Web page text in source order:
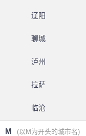
辽阳
聊城
泸州
拉萨
临沧
M (以M为开头的城市名)